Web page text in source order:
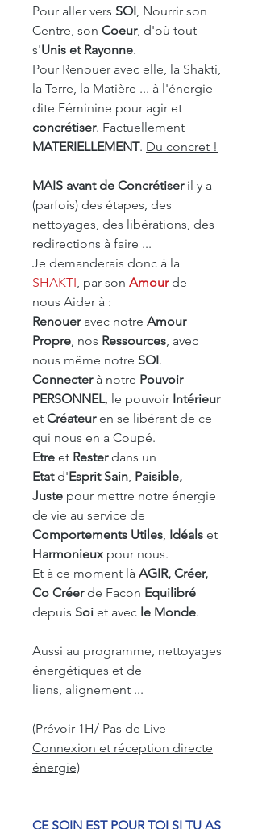
Pour aller vers SOI, Nourrir son
Centre, son Coeur, d'où tout
s'Unis et Rayonne.
Pour Renouer avec elle, la Shakti,
la Terre, la Matière ... à l'énergie
dite Féminine pour agir et
concrétiser. Factuellement
MATERIELLEMENT. Du concret !
MAIS avant de Concrétiser il y a
(parfois) des étapes, des
nettoyages, des libérations, des
redirections à faire ...
Je demanderais donc à la
SHAKTI, par son Amourde
nous Aider à :
Renoueravec notre Amour
Propre, nos Ressources, avec
nous même notre SOI.
Connecterà notre Pouvoir
PERSONNEL, le pouvoir Intérieur
et Créateuren se libérant de ce
qui nous en a Coupé.
Etre et Resterdans un
Etatd'Esprit Sain, Paisible,
Juste pour mettre notre énergie
de vie au service de
Comportements Utiles, Idéals et
Harmonieuxpour nous.
Et à ce moment là AGIR, Créer,
Co Créerde Facon Equilibré
depuis Soi et avec le Monde.
Aussi au programme, nettoyages
énergétiques et de
liens, alignement ...
(Prévoir 1H/ Pas de Live -
Connexion et réception directe
énergie)
CE SOIN EST POUR TOI SI TU AS